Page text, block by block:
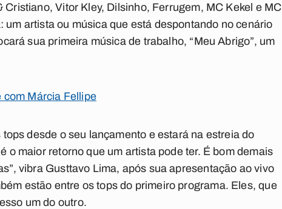
Vitor Kley, Dilsinho, Ferrugem, MC Kekel e MC
artista ou música que está despontando no cenário
sua primeira música de trabalho, “Meu Abrigo”, um
com Márcia Fellipe
desde o seu lançamento e estará na estreia do
o maior retorno que um artista pode ter. É bom demais
vibra Gusttavo Lima, após sua apresentação ao vivo
estão entre os tops do primeiro programa. Eles, que
um do outro.